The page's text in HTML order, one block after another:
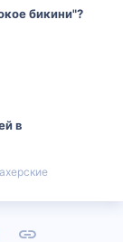
бикини"?
в
Электронная почта